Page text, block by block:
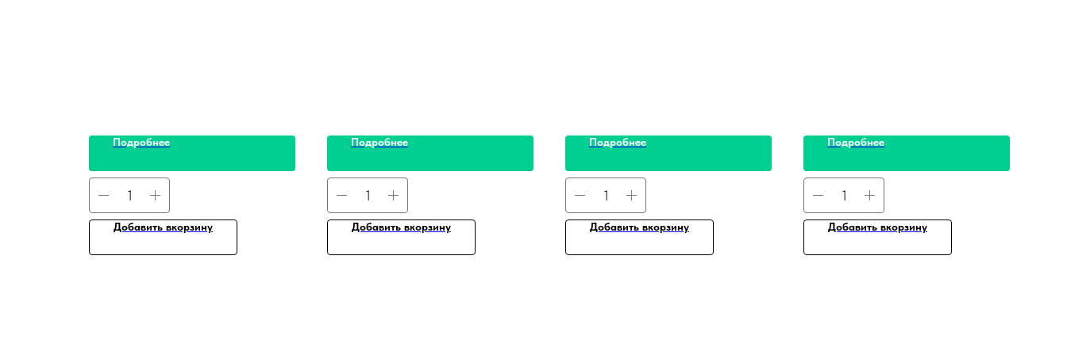
Подробнее
Добавить вкорзину
Подробнее
Добавить вкорзину
Подробнее
Добавить вкорзину
Подробнее
Добавить вкорзину